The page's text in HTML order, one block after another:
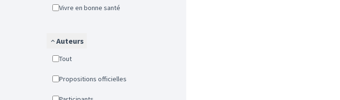
Vivre en bonne santé
Auteurs
Tout
Propositions officielles